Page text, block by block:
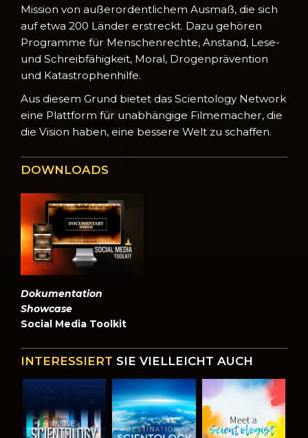
Mission von außerordentlichem Ausmaß, die sich
auf etwa 200 Länder erstreckt. Dazu gehören
Programme für Menschenrechte, Anstand, Lese-
und Schreibfähigkeit, Moral, Drogenprävention
und Katastrophenhilfe.
Aus diesem Grund bietet das Scientology Network
eine Plattform für unabhängige Filmemacher, die
die Vision haben, eine bessere Welt zu schaffen.
DOWNLOADS
Dokumentation
Showcase
Social Media Toolkit
INTERESSIERT SIE VIELLEICHT AUCH